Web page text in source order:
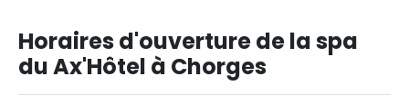
Horaires d'ouverture de la spa
du Ax'Hôtel à Chorges